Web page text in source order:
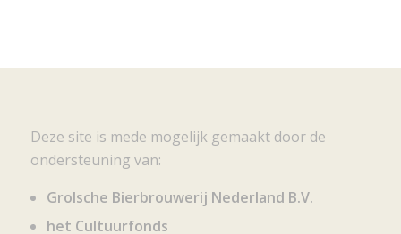
Deze site is mede mogelijk gemaakt door de
ondersteuning van:
Grolsche Bierbrouwerij Nederland B.V.
het Cultuurfonds